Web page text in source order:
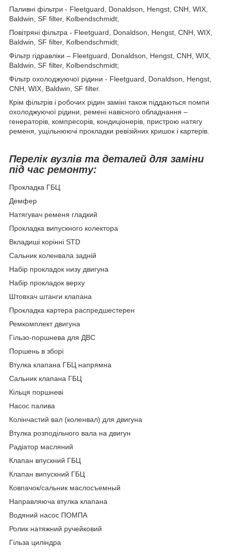
Паливні фільтри - Fleetguard, Donaldson, Hengst, CNH, WIX,
Baldwin, SF filter, Kolbendschmidt;
Повітряні фільтра - Fleetguard, Donaldson, Hengst, CNH, WIX,
Baldwin, SF filter, Kolbendschmidt;
Фільтр гідравліки – Fleetguard, Donaldson, Hengst, CNH, WIX,
Baldwin, SF filter, Kolbendschmidt;
Фільтр охолоджуючої рідини - Fleetguard, Donaldson, Hengst,
CNH, WIX, Baldwin, SF filter.
Крім фільтрів і робочих рідин заміні також піддаються помпи
охолоджуючої рідини, ремені навісного обладнання –
генераторів, компресорів, кондиціонерів, пристрою натягу
ременя, ущільнюючі прокладки ревізійних кришок і картерів.
Перелік вузлів та деталей для заміни
під час ремонту:
Прокладка ГБЦ
Демфер
Натягувач ременя гладкий
Прокладка випускного колектора
Вкладиші корінні STD
Сальник коленвала задній
Набір прокладок низу двигуна
Набір прокладок верху
Штовхач штанги клапана
Прокладка картера распредшестерен
Ремкомплект двигуна
Гільзо-поршнева для ДВС
Поршень в зборі
Втулка клапана ГБЦ напрямна
Сальник клапана ГБЦ
Кільця поршневі
Насос палива
Колінчастий вал (коленвал) для двигуна
Втулка розподільчого вала на двигун
Радіатор масляний
Клапан впускний ГБЦ
Клапан випускний ГБЦ
Ковпачок/сальник маслосъемный
Направляюча втулка клапана
Водяний насос ПОМПА
Ролик натяжний ручейковий
Гільза циліндра